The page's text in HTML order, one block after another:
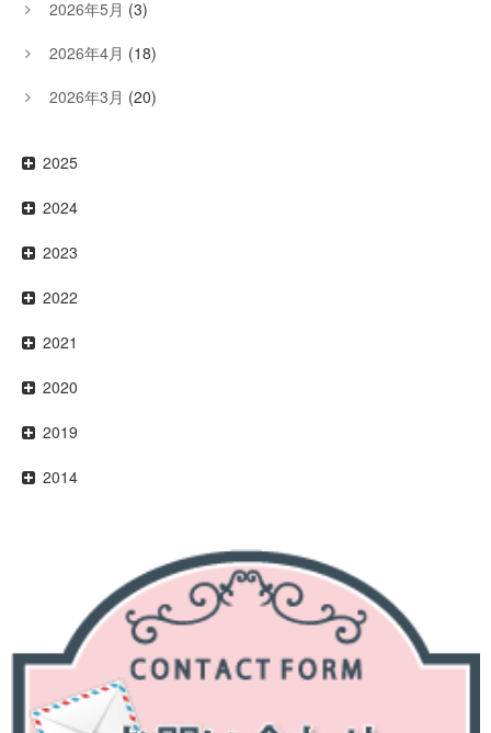
2026年5月 (3)
2026年4月 (18)
2026年3月 (20)
2025
2024
2023
2022
2021
2020
2019
2014